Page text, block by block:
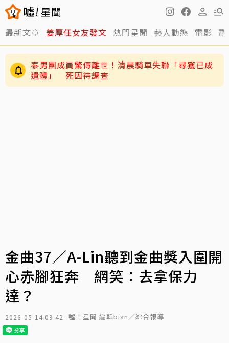
最新文章 姜厚任女友發文 熱門星聞 藝人動態 電影
泰男團成員驚傳離世！清晨騎車失聯「尋獲已成
遺體」 死因待調查
金曲37／A-Lin聽到金曲獎入圍開
心赤腳狂奔 網笑：去拿保力
達？
2026-05-14 09:42 噓！星聞 編輯bian／綜合報導